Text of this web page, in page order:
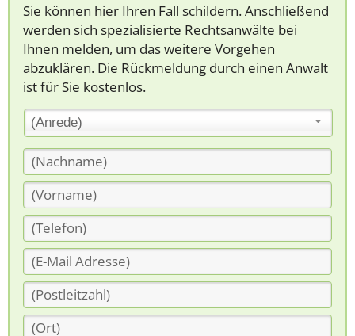
Sie können hier Ihren Fall schildern. Anschließend
werden sich spezialisierte Rechtsanwälte bei
Ihnen melden, um das weitere Vorgehen
abzuklären. Die Rückmeldung durch einen Anwalt
ist für Sie kostenlos.
(Anrede)